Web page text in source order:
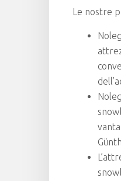
Le nostre